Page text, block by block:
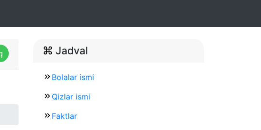
Jadval
Bolalar ismi
Qizlar ismi
Faktlar